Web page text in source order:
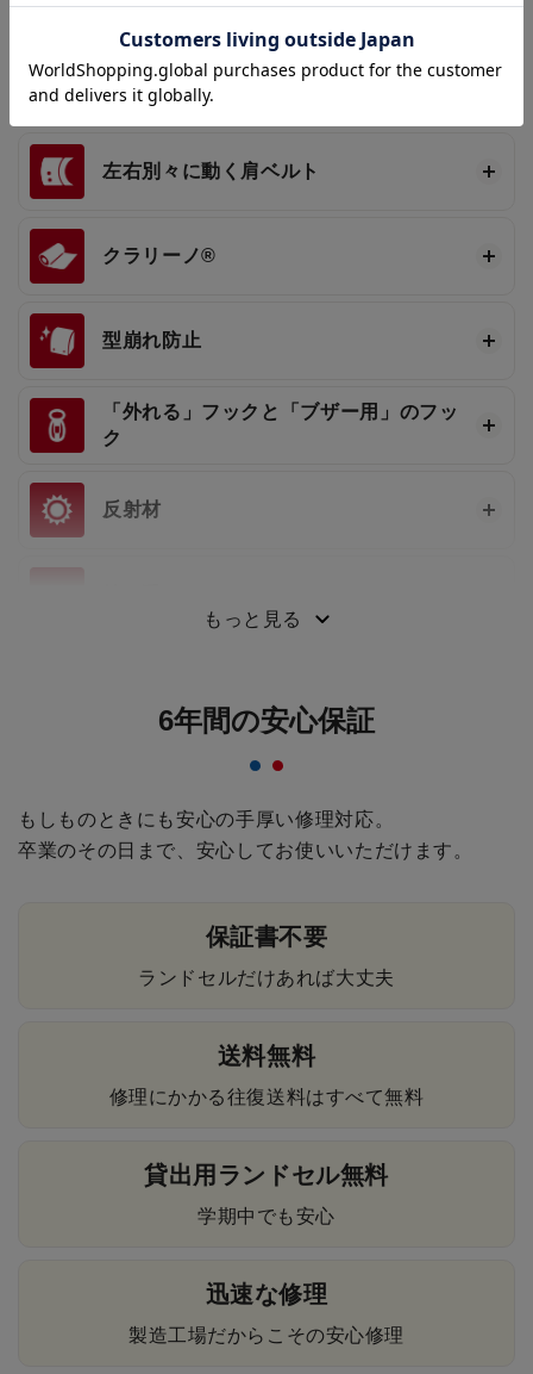
フィットちゃん® 背カン
左右別々に動く肩ベルト
クラリーノ®
型崩れ防止
「外れる」フックと「ブザー用」のフッ
ク
反射材
もっと見る
6年間の安心保証
もしものときにも安心の手厚い修理対応。
卒業のその日まで、安心してお使いいただけます。
保証書不要
ランドセルだけあれば大丈夫
送料無料
修理にかかる往復送料はすべて無料
貸出用ランドセル無料
学期中でも安心
迅速な修理
製造工場だからこその安心修理